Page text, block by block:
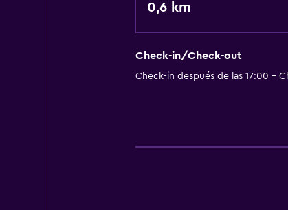
0,6 km
Check-in/Check-out
Check-in después de las 17:00 -